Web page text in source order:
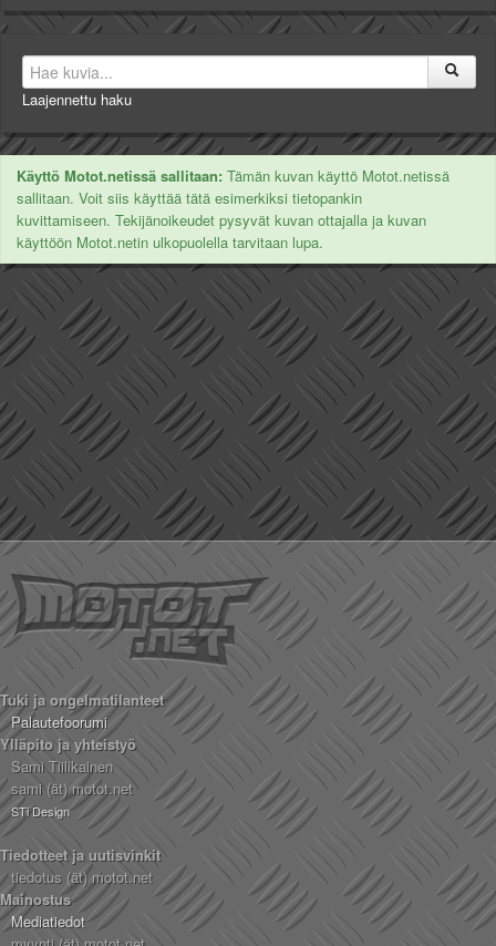
Laajennettu haku
Käyttö Motot.netissä sallitaan: Tämän kuvan käyttö Motot.netissä
sallitaan. Voit siis käyttää tätä esimerkiksi tietopankin
kuvittamiseen. Tekijänoikeudet pysyvät kuvan ottajalla ja kuvan
käyttöön Motot.netin ulkopuolella tarvitaan lupa.
Tuki ja ongelmatilanteet
Palautefoorumi
Ylläpito ja yhteistyö
Sami Tiilikainen
sami (ät) motot.net
STi Design
Tiedotteet ja uutisvinkit
tiedotus (ät) motot.net
Mainostus
Mediatiedot